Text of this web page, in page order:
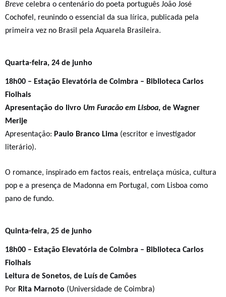
Breve celebra o centenário do poeta português João José
Cochofel, reunindo o essencial da sua lírica, publicada pela
primeira vez no Brasil pela Aquarela Brasileira.
Quarta-feira, 24 de junho
18h00 – Estação Elevatória de Coimbra – Biblioteca Carlos
Fiolhais
Apresentação do livro Um Furacão em Lisboa, de Wagner
Merije
Apresentação: Paulo Branco Lima (escritor e investigador
literário).
O romance, inspirado em factos reais, entrelaça música, cultura
pop e a presença de Madonna em Portugal, com Lisboa como
pano de fundo.
Quinta-feira, 25 de junho
18h00 – Estação Elevatória de Coimbra – Biblioteca Carlos
Fiolhais
Leitura de Sonetos, de Luís de Camões
Por Rita Marnoto (Universidade de Coimbra)